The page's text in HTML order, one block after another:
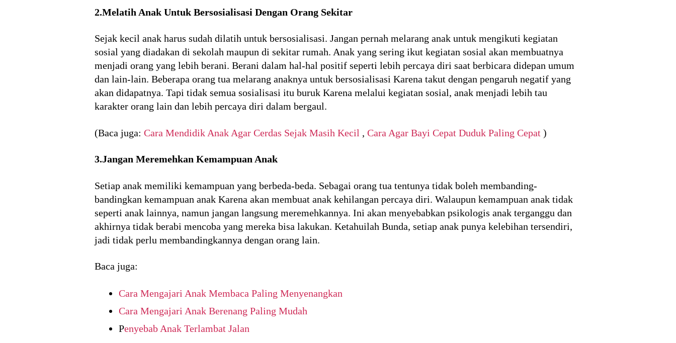
2.Melatih Anak Untuk Bersosialisasi Dengan Orang Sekitar
Sejak kecil anak harus sudah dilatih untuk bersosialisasi. Jangan pernah melarang anak untuk mengikuti kegiatan
sosial yang diadakan di sekolah maupun di sekitar rumah. Anak yang sering ikut kegiatan sosial akan membuatnya
menjadi orang yang lebih berani. Berani dalam hal-hal positif seperti lebih percaya diri saat berbicara didepan umum
dan lain-lain. Beberapa orang tua melarang anaknya untuk bersosialisasi Karena takut dengan pengaruh negatif yang
akan didapatnya. Tapi tidak semua sosialisasi itu buruk Karena melalui kegiatan sosial, anak menjadi lebih tau
karakter orang lain dan lebih percaya diri dalam bergaul.
(Baca juga: Cara Mendidik Anak Agar Cerdas Sejak Masih Kecil , Cara Agar Bayi Cepat Duduk Paling Cepat )
3.Jangan Meremehkan Kemampuan Anak
Setiap anak memiliki kemampuan yang berbeda-beda. Sebagai orang tua tentunya tidak boleh membanding-
bandingkan kemampuan anak Karena akan membuat anak kehilangan percaya diri. Walaupun kemampuan anak tidak
seperti anak lainnya, namun jangan langsung meremehkannya. Ini akan menyebabkan psikologis anak terganggu dan
akhirnya tidak berabi mencoba yang mereka bisa lakukan. Ketahuilah Bunda, setiap anak punya kelebihan tersendiri,
jadi tidak perlu membandingkannya dengan orang lain.
Baca juga:
Cara Mengajari Anak Membaca Paling Menyenangkan
Cara Mengajari Anak Berenang Paling Mudah
Penyebab Anak Terlambat Jalan